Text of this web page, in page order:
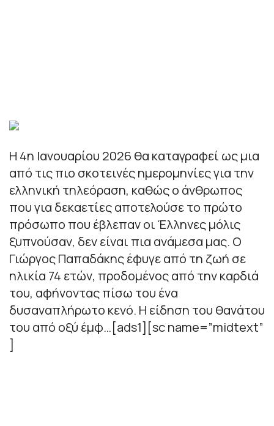
Η 4η Ιανουαρίου 2026 θα καταγραφεί ως μια
από τις πιο σκοτεινές ημερομηνίες για την
ελληνική τηλεόραση, καθώς ο άνθρωπος
που για δεκαετίες αποτελούσε το πρώτο
πρόσωπο που έβλεπαν οι Έλληνες μόλις
ξυπνούσαν, δεν είναι πια ανάμεσα μας. Ο
Γιώργος Παπαδάκης έφυγε από τη ζωή σε
ηλικία 74 ετών, προδομένος από την καρδιά
του, αφήνοντας πίσω του ένα
δυσαναπλήρωτο κενό. Η είδηση του θανάτου
του από οξύ έμφ…[ads1][sc name=”midtext”
]